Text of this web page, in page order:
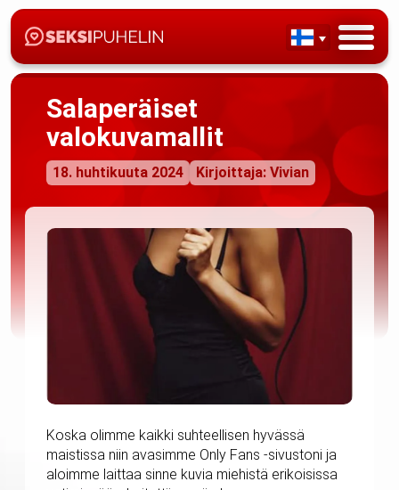
Salaperäiset
valokuvamallit
18. huhtikuuta 2024 Kirjoittaja: Vivian
Koska olimme kaikki suhteellisen hyvässä
maistissa niin avasimme Only Fans -sivustoni ja
aloimme laittaa sinne kuvia miehistä erikoisissa